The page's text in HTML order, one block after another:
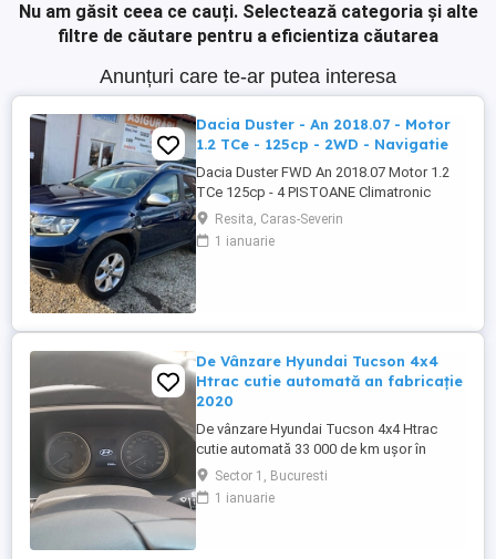
Nu am găsit ceea ce cauți. Selectează categoria și alte
filtre de căutare pentru a eficientiza căutarea
Anunțuri care te-ar putea interesa
Dacia Duster - An 2018.07 - Motor
1.2 TCe - 125cp - 2WD - Navigatie
Dacia Duster FWD An 2018.07 Motor 1.2
TCe 125cp - 4 PISTOANE Climatronic
Navigație Camera marșarier Geamuri și
oglinzi electrice Senzori Ploaie Lumină
Parcare Cauciucuri vară iarna Jante aliaj
Resita, Caras-Severin
1 ianuarie
De Vânzare Hyundai Tucson 4x4
Htrac cutie automată an fabricație
2020
De vânzare Hyundai Tucson 4x4 Htrac
cutie automată 33 000 de km ușor în
creștere an fabricație 2020 ,anul trecut a
ieșit din garanție, revizie efectuată la
30000 de km ,schimb ulei și filtre.Climă
Sector 1, Bucuresti
1 ianuarie